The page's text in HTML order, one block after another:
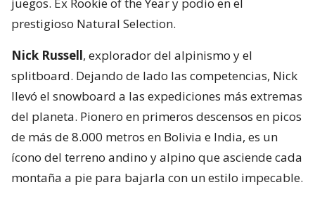
prestigioso Natural Selection.
Nick Russell, explorador del alpinismo y el
splitboard. Dejando de lado las competencias, Nick
llevó el snowboard a las expediciones más extremas
del planeta. Pionero en primeros descensos en picos
de más de 8.000 metros en Bolivia e India, es un
ícono del terreno andino y alpino que asciende cada
montaña a pie para bajarla con un estilo impecable.